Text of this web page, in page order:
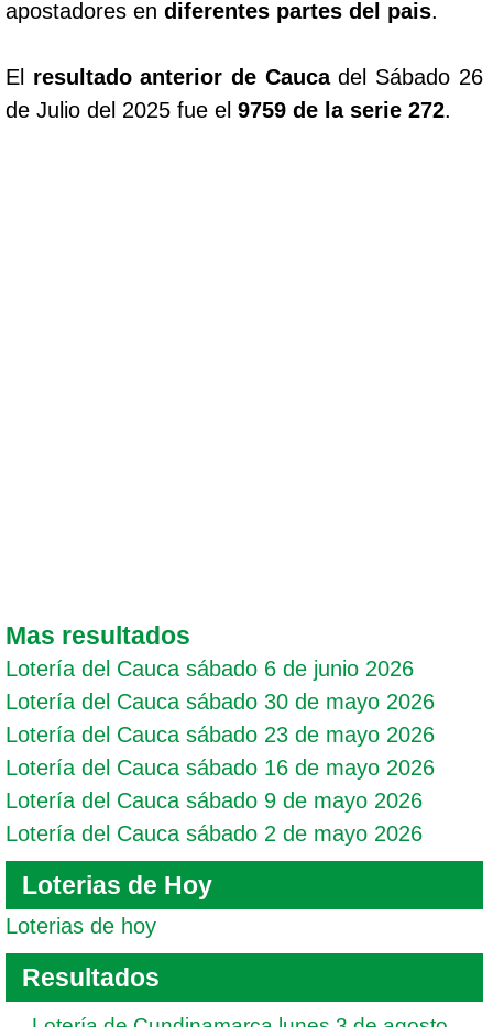
apostadores en diferentes partes del pais.
El resultado anterior de Caucadel Sábado 26
de Julio del 2025 fue el 9759 de la serie 272.
Mas resultados
Lotería del Cauca sábado 6 de junio 2026
Lotería del Cauca sábado 30 de mayo 2026
Lotería del Cauca sábado 23 de mayo 2026
Lotería del Cauca sábado 16 de mayo 2026
Lotería del Cauca sábado 9 de mayo 2026
Lotería del Cauca sábado 2 de mayo 2026
Loterias de Hoy
Loterias de hoy
Resultados